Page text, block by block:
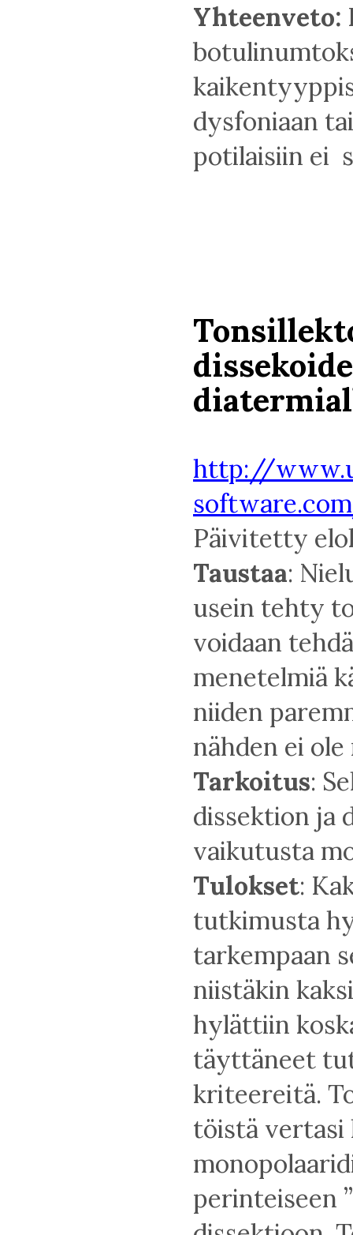
Yhteenveto:
dysfoniaan
potilaisiin ei
http://
Päivitetty
Taustaa:
usein tehty
voidaan
menetelmiä
niiden
nähden ei
Tarkoitus:
dissektion ja
vaikutusta
Tulokset:
tutkimusta
tarkempaan
niistäkin
hylättiin
täyttäneet
kriteereitä.
töistä vertasi
perinteiseen